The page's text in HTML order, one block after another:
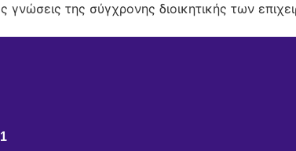
γνώσεις της σύγχρονης διοικητικής των